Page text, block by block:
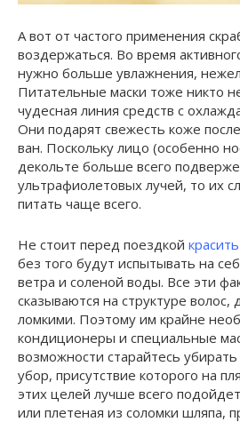
А вот от частого применения
воздержаться. Во время
нужно больше увлажнения,
Питательные маски тоже никто
чудесная линия средств с
Они подарят свежесть коже
ван. Поскольку лицо (особенно
декольте больше всего
ультрафиолетовых лучей, то их
питать чаще всего.
Не стоит перед поездкой
без того будут испытывать на
ветра и соленой воды. Все эти
сказываются на структуре волос,
ломкими. Поэтому им крайне
кондиционеры и специальные
возможности старайтесь
убор, присутствие которого на
этих целей лучше всего
или плетеная из соломки шляпа,